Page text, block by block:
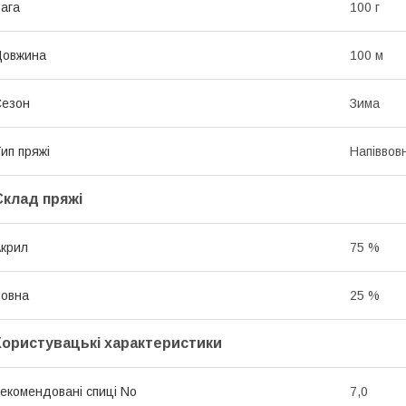
100 г
100 м
Зима
пряжі
пряжі
75 %
25 %
характеристики
спиці No 7,0